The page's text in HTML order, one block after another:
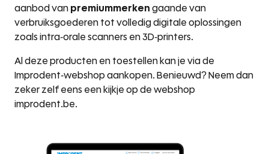
aanbod van premiummerken gaande van
verbruiksgoederen tot volledig digitale oplossingen
zoals intra-orale scanners en 3D-printers.
Al deze producten en toestellen kan je via de
Improdent-webshop aankopen. Benieuwd? Neem dan
zeker zelf eens een kijkje op de webshop
improdent.be.